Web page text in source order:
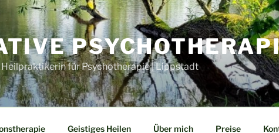
Heilpraktikerin für Psychotherapie | Lippstadt
Geistiges Heilen Über mich Preise